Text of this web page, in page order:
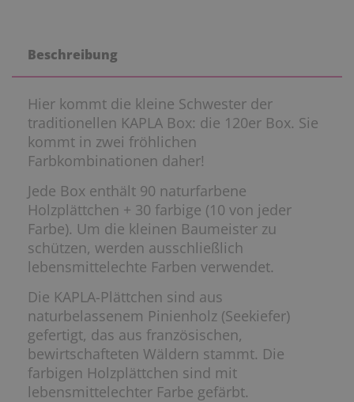
Beschreibung
Hier kommt die kleine Schwester der
traditionellen KAPLA Box: die 120er Box. Sie
kommt in zwei fröhlichen
Farbkombinationen daher!
Jede Box enthält 90 naturfarbene
Holzplättchen + 30 farbige (10 von jeder
Farbe). Um die kleinen Baumeister zu
schützen, werden ausschließlich
lebensmittelechte Farben verwendet.
Die KAPLA-Plättchen sind aus
naturbelassenem Pinienholz (Seekiefer)
gefertigt, das aus französischen,
bewirtschafteten Wäldern stammt. Die
farbigen Holzplättchen sind mit
lebensmittelechter Farbe gefärbt.